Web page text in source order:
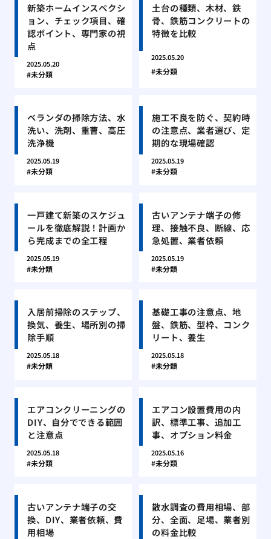
新築ホームインスペクシ
ョン、チェック項目、確
認ポイント、専門家の視
点
2025.05.20
未分類
土台の種類、木材、鉄
骨、鉄筋コンクリートの
特徴を比較
2025.05.20
未分類
ベランダの掃除方法、水
洗い、洗剤、重曹、高圧
洗浄機
2025.05.19
未分類
施工不良を防ぐ、契約時
の注意点、業者選び、定
期的な現場確認
2025.05.19
未分類
一戸建て新築のスケジュ
ールを徹底解説！計画か
ら完成までの全工程
2025.05.19
未分類
古いアンテナ端子の修
理、接触不良、断線、応
急処置、業者依頼
2025.05.19
未分類
入居前掃除のステップ、
換気、養生、場所別の掃
除手順
2025.05.18
未分類
基礎工事の注意点、地
盤、鉄筋、型枠、コンク
リート、養生
2025.05.18
未分類
エアコンクリーニングの
DIY、自分でできる範囲
と注意点
2025.05.18
未分類
エアコン設置費用の内
訳、標準工事、追加工
事、オプション料金
2025.05.16
未分類
古いアンテナ端子の交
換、DIY、業者依頼、費
用相場
散水調査の費用相場、部
分、全面、足場、業者別
の料金比較